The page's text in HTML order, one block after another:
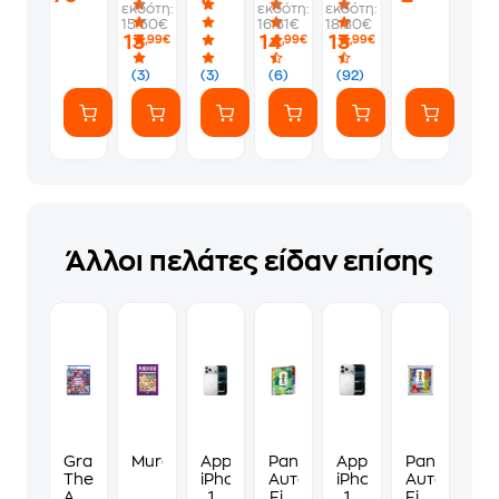
(3)
εκδότη:
15.50€
13,99€
1
Φακελάκι
(7
Αυτοκόλλητα)
(3)
να
γ*μηθούνε
ευγενικά
(6)
εκδότη:
16.61€
14,99€
(92)
εκδότη:
18.80€
13,99€
Άλλοι πελάτες είδαν επίσης
Grand
Theft
MurdokuApple
iPhone
Panini
Αυτοκόλλητα
Apple
iPhone
Panini